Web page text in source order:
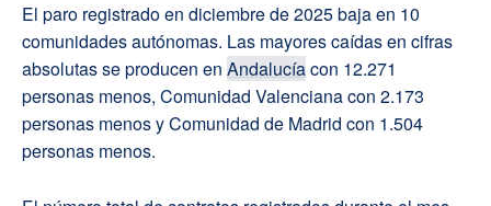
El paro registrado en diciembre de 2025 baja en 10
comunidades autónomas. Las mayores caídas en cifras
absolutas se producen en Andalucíacon 12.271
personas menos, Comunidad Valenciana con 2.173
personas menos y Comunidad de Madrid con 1.504
personas menos.